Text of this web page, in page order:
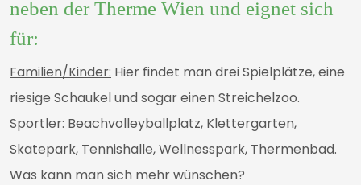
neben der Therme Wien und eignet sich
für:
Familien/Kinder: Hier findet man drei Spielplätze, eine
riesige Schaukel und sogar einen Streichelzoo.
Sportler: Beachvolleyballplatz, Klettergarten,
Skatepark, Tennishalle, Wellnesspark, Thermenbad.
Was kann man sich mehr wünschen?